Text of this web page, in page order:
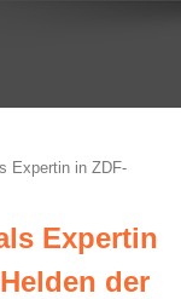
Expertin in ZDF-
Expertin
der